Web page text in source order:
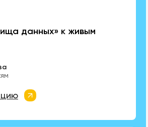
данных» к живым